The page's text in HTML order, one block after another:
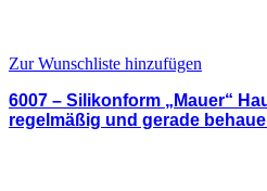
Zur Wunschliste hinzufügen
6007 – Silikonform „Mauer“
regelmäßig und gerade